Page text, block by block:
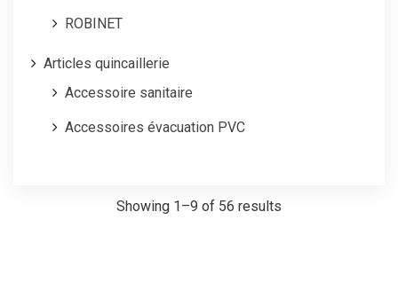
ROBINET
Articles quincaillerie
Accessoire sanitaire
Accessoires évacuation PVC
Showing 1–9 of 56 results